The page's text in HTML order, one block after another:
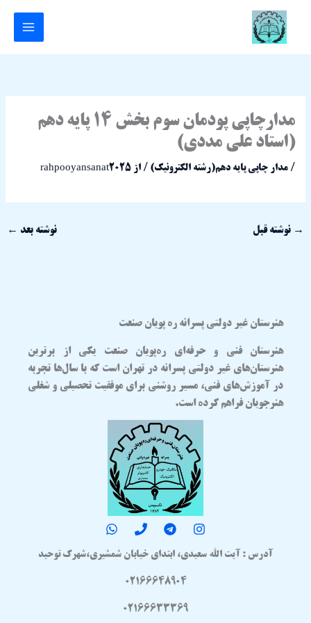
مدارچاپی پودمان سوم بخش 14 پایه دهم
(استاد علی مددی)
/مدار چاپی پایه دهم(رشته الکترونیک) / از rahpooyansanat2025
→ نوشته قبل نوشته بعد ←
هنرستان غیر دولتی پسرانه ره پویان صنعت
هنرستان فنی و حرفه‌ای ره‌پویان صنعت یکی از برترین
هنرستان‌های غیر دولتی پسرانه در تهران است که با سال‌ها تجربه
در آموزش‌های فنی، مسیر روشنی برای موفقیت تحصیلی و شغلی
هنرجویان فراهم کرده است.
آدرس : آیت الله سعیدی، ابتدای خیابان شمشیری،شهرک توحید
02166648904
02166633369